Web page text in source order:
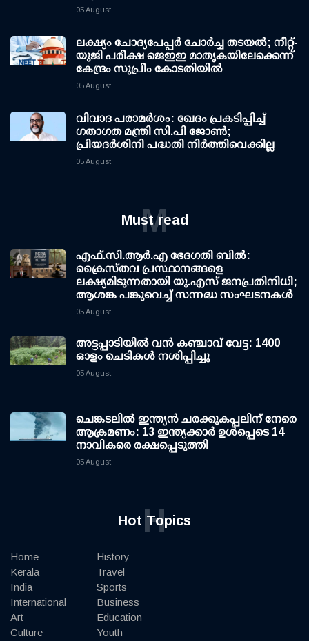
05 August
ലക്ഷ്യം ചോദ്യപേപ്പര്‍ ചോര്‍ച്ച തടയല്‍; നീറ്റ്-
യുജി പരീക്ഷ ജെഇഇ മാതൃകയിലേക്കെന്ന്
കേന്ദ്രം സുപ്രീം കോടതിയില്‍
05 August
വിവാദ പരാമര്‍ശം: ഖേദം പ്രകടിപ്പിച്ച്
ഗതാഗത മന്ത്രി സി.പി ജോണ്‍;
പ്രിയദര്‍ശിനി പദ്ധതി നിര്‍ത്തിവെക്കില്ല
05 August
Must read
M
എഫ്.സി.ആര്‍.എ ഭേദഗതി ബില്‍:
ക്രൈസ്തവ പ്രസ്ഥാനങ്ങളെ
ലക്ഷ്യമിടുന്നതായി യു.എസ് ജനപ്രതിനിധി;
ആശങ്ക പങ്കുവെച്ച് സന്നദ്ധ സംഘടനകള്‍
05 August
അട്ടപ്പാടിയില്‍ വന്‍ കഞ്ചാവ് വേട്ട: 1400
ഓളം ചെടികള്‍ നശിപ്പിച്ചു
05 August
ചെങ്കടലില്‍ ഇന്ത്യന്‍ ചരക്കുകപ്പലിന് നേരെ
ആക്രമണം: 13 ഇന്ത്യക്കാര്‍ ഉള്‍പ്പെടെ 14
നാവികരെ രക്ഷപ്പെടുത്തി
05 August
Hot Topics
H
Home
Kerala
India
International
Art
Culture
History
Travel
Sports
Business
Education
Youth